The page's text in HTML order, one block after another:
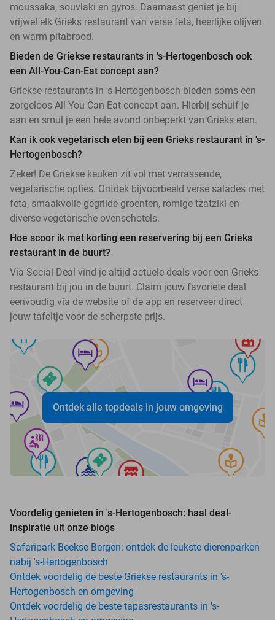
moussaka, souvlaki en gyros. Daarnaast geniet je bij
vrijwel elk Grieks restaurant van verse feta, heerlijke olijven
en warm pitabrood.
Bieden de Griekse restaurants in 's-Hertogenbosch ook
een All-You-Can-Eat concept aan?
Griekse restaurants in 's-Hertogenbosch bieden soms een
zorgeloos All-You-Can-Eat-concept aan. Hierbij schuif je
aan en smul je een hele avond onbeperkt van Grieks eten.
Kan ik ook vegetarisch eten bij een Grieks restaurant in 's-
Hertogenbosch?
Zeker! De Griekse keuken zit vol met verrassende,
vegetarische opties. Ontdek bijvoorbeeld verse salades met
feta, smaakvolle gegrilde groenten, romige tzatziki en
diverse vegetarische ovenschotels.
Hoe scoor ik met korting een reservering bij een Grieks
restaurant in de buurt?
Via Social Deal vind je altijd actuele deals voor een Grieks
restaurant bij jou in de buurt. Claim jouw favoriete deal
eenvoudig via de website of de app en reserveer direct
jouw tafeltje voor de scherpste prijs.
Ontdek alle topdeals in jouw omgeving
Voordelig genieten in 's-Hertogenbosch: haal deal-
inspiratie uit onze blogs
Safaripark Beekse Bergen: ontdek de leukste dierenparken
nabij 's-Hertogenbosch
Ontdek voordelig de beste Griekse restaurants in 's-
Hertogenbosch en omgeving
Ontdek voordelig de beste tapasrestaurants in 's-